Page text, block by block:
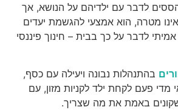
לדבר עם ילדיהם על הנושא, אך
מטרה, הוא אמצעי להגשמת יעדים
אמיתי לדבר על כך בבית – חינוך פיננסי
בהתנהלות נבונה ויעילה עם כסף,
מדי פעם לקחת ילד לקניות מזון, עם
באמת את מה שצריך.